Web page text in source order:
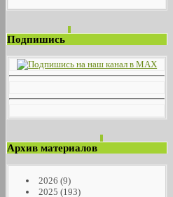
Подпишись
Архив материалов
2026 (9)
2025 (193)